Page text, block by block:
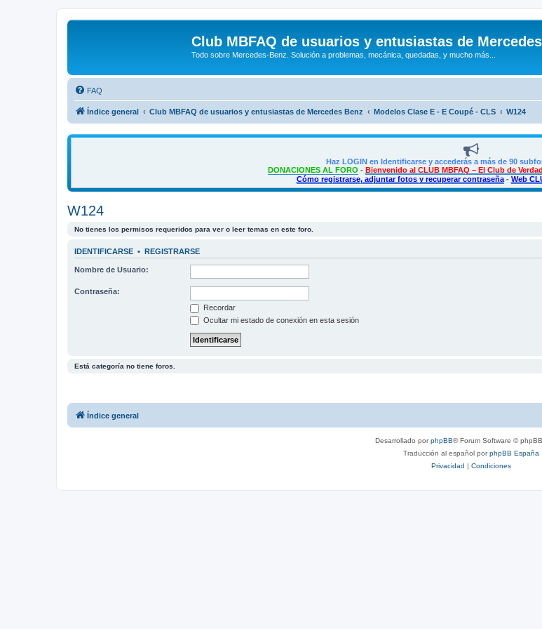
Club MBFAQ de usuarios y entusiastas de
Todo sobre Mercedes-Benz. Solución a problemas, mecánica, quedadas, y mucho más...
FAQ
Índice general Club MBFAQ de usuarios y entusiastas de Mercedes Benz Modelos Clase E - E Coupé - CLS W124
Haz LOGIN en Identificarse y accederás a más de 90
DONACIONES AL FORO - Bienvenido al CLUB MBFAQ – El Club de
Cómo registrarse, adjuntar fotos y recuperar contraseña- Web
W124
No tienes los permisos requeridos para ver o leer temas en este foro.
IDENTIFICARSE • REGISTRARSE
Nombre de Usuario:
Contraseña:
Recordar
Ocultar mi estado de conexión en esta sesión
Está categoría no tiene foros.
Índice general
Desarrollado porphpBB® Forum Software ©
Traducción al español porphpBB España
Privacidad | Condiciones